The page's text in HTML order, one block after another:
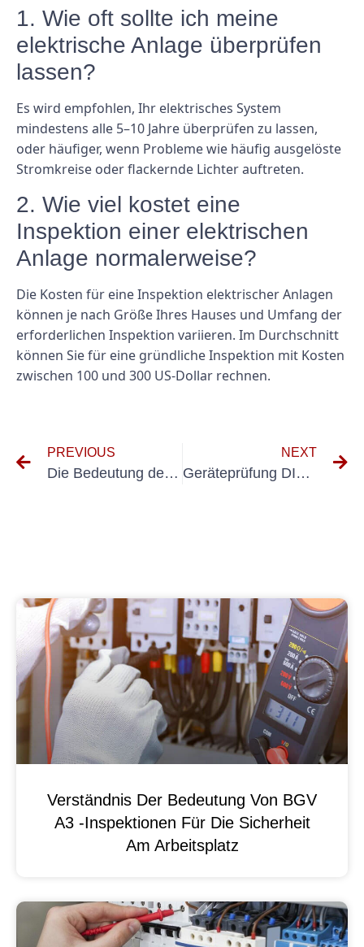
1. Wie oft sollte ich meine
elektrische Anlage überprüfen
lassen?
Es wird empfohlen, Ihr elektrisches System
mindestens alle 5–10 Jahre überprüfen zu lassen,
oder häufiger, wenn Probleme wie häufig ausgelöste
Stromkreise oder flackernde Lichter auftreten.
2. Wie viel kostet eine
Inspektion einer elektrischen
Anlage normalerweise?
Die Kosten für eine Inspektion elektrischer Anlagen
können je nach Größe Ihres Hauses und Umfang der
erforderlichen Inspektion variieren. Im Durchschnitt
können Sie für eine gründliche Inspektion mit Kosten
zwischen 100 und 300 US-Dollar rechnen.
PREVIOUS
Die Bedeutung des ZVEH-Prüfprotokolls für die Überprüfung der Sicherheit tragbarer Geräte
NEXT
Geräteprüfung DIN VDE 0701: Tipps zur Gewährleistung sicherer und zuverlässiger elektrischer Anlagen
Verständnis Der Bedeutung Von BGV
A3 -Inspektionen Für Die Sicherheit
Am Arbeitsplatz